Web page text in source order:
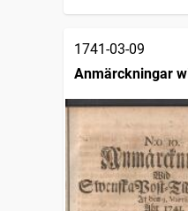
1741-03-09
Anmärckningar
posttidningarne